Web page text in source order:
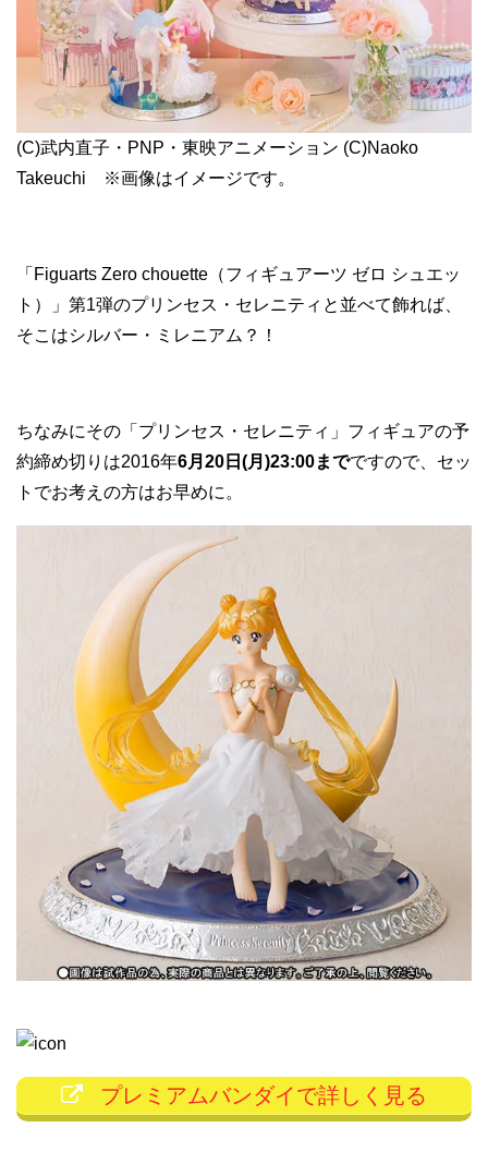
(C)武内直子・PNP・東映アニメーション (C)Naoko
Takeuchi ※画像はイメージです。
「Figuarts Zero chouette（フィギュアーツ ゼロ シュエッ
ト）」第1弾のプリンセス・セレニティと並べて飾れば、
そこはシルバー・ミレニアム？！
ちなみにその「プリンセス・セレニティ」フィギュアの予
約締め切りは2016年6月20日(月)23:00までですので、セッ
トでお考えの方はお早めに。
プレミアムバンダイで詳しく見る